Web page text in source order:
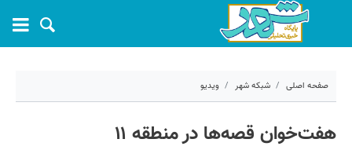
صفحه اصلی شبکه شهر ویدیو
هفت‌خوان قصه‌ها در منطقه ۱۱